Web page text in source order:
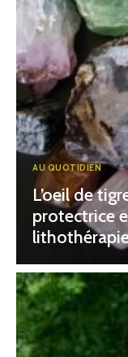
AU QUOTIDIEN
L’oeil de
protectrice